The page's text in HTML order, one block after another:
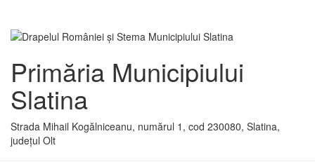
Primăria Municipiului
Slatina
Strada Mihail Kogălniceanu, numărul 1, cod 230080, Slatina,
județul Olt